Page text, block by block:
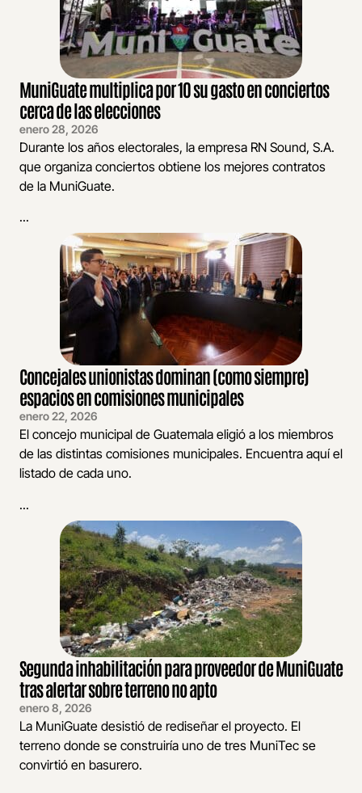
MuniGuate multiplica por 10 su gasto en conciertos
cerca de las elecciones
enero 28, 2026
Durante los años electorales, la empresa RN Sound, S.A.
que organiza conciertos obtiene los mejores contratos
de la MuniGuate.
...
Concejales unionistas dominan (como siempre)
espacios en comisiones municipales
enero 22, 2026
El concejo municipal de Guatemala eligió a los miembros
de las distintas comisiones municipales. Encuentra aquí el
listado de cada uno.
...
Segunda inhabilitación para proveedor de MuniGuate
tras alertar sobre terreno no apto
enero 8, 2026
La MuniGuate desistió de rediseñar el proyecto. El
terreno donde se construiría uno de tres MuniTec se
convirtió en basurero.